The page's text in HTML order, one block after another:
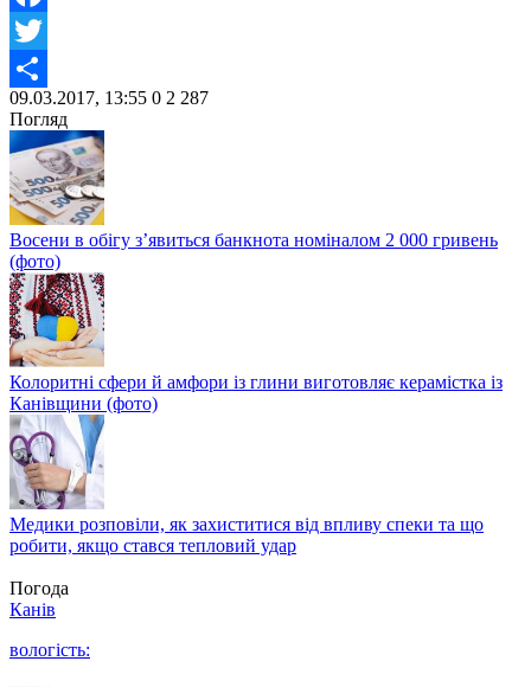
Facebook
Twitter
Share
09.03.2017, 13:55 0 2 287
Погляд
Восени в обігу з’явиться банкнота номіналом 2 000 гривень
(фото)
Колоритні сфери й амфори із глини виготовляє керамістка із
Канівщини (фото)
Медики розповіли, як захиститися від впливу спеки та що
робити, якщо стався тепловий удар
Погода
Канів
вологість: